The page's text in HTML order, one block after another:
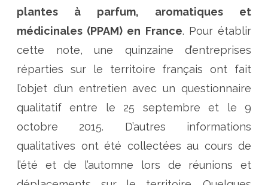
c
n
j
o
n
c
t
r
M
0
5
plantes à parfum, aromatiques et
médicinales (PPAM) en France. Pour établir
cette note, une quinzaine d’entreprises
réparties sur le territoire français ont fait
l’objet d’un entretien avec un questionnaire
qualitatif entre le 25 septembre et le 9
octobre 2015. D’autres informations
qualitatives ont été collectées au cours de
l’été et de l’automne lors de réunions et